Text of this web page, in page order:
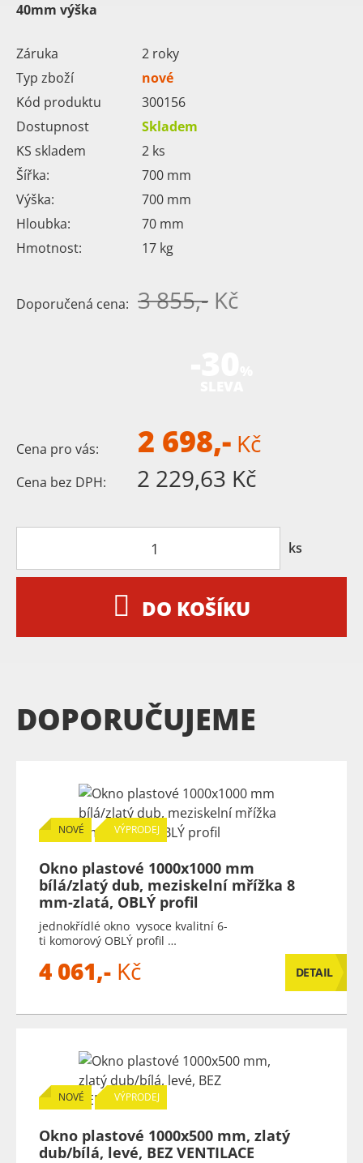
40mm výška
Záruka
2 roky
Typ zboží
nové
Kód produktu
300156
Dostupnost
Skladem
KS skladem
2 ks
Šířka:
700 mm
Výška:
700 mm
Hloubka:
70 mm
Hmotnost:
17 kg
Doporučená cena: 3 855,- Kč
Cena pro vás: 2 698,- Kč
Cena bez DPH: 2 229,63 Kč
ks
DO KOŠÍKU
DOPORUČUJEME
NOVÉ VÝPRODEJ
Okno plastové 1000x1000 mm
bílá/zlatý dub, meziskelní mřížka 8
mm-zlatá, OBLÝ profil
jednokřídlé okno vysoce kvalitní 6-
ti komorový OBLÝ profil …
4 061,- Kč DETAIL
NOVÉ VÝPRODEJ
Okno plastové 1000x500 mm, zlatý
dub/bílá, levé, BEZ VENTILACE